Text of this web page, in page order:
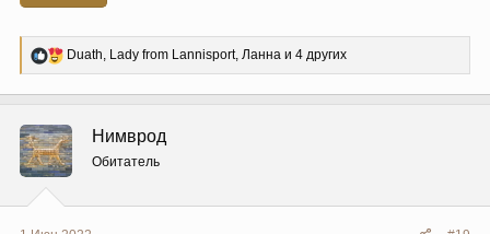
Р
е
ц
и
и
:
Duath, Lady from Lannisport, Ланна и 4 других
Нимврод
Обитатель